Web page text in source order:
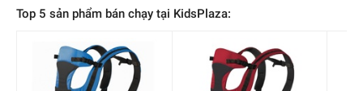
Top 5 sản phẩm bán chạy tại KidsPlaza: